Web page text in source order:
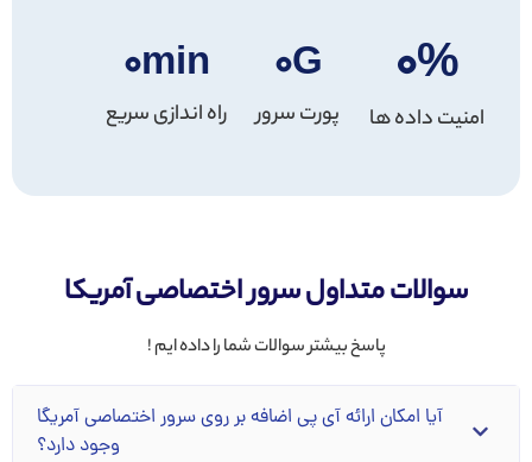
امنیت داده ها
%۰
پورت سرور
G۰
راه اندازی سریع
min۰
سوالات متداول سرور اختصاصی آمریکا
پاسخ بیشتر سوالات شما را داده ایم !
آیا امکان ارائه آی پی اضافه بر روی سرور اختصاصی آمریگا
وجود دارد؟